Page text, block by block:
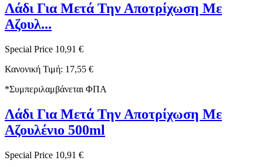
Λάδι Για Μετά Την Αποτρίχωση Με
Αζουλ...
Special Price 10,91 €
Κανονική Τιμή: 17,55 €
*Συμπεριλαμβάνεται ΦΠΑ
Λάδι Για Μετά Την Αποτρίχωση Με
Αζουλένιο 500ml
Special Price 10,91 €